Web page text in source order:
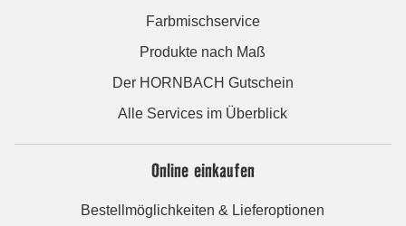
Farbmischservice
Produkte nach Maß
Der HORNBACH Gutschein
Alle Services im Überblick
Online einkaufen
Bestellmöglichkeiten & Lieferoptionen